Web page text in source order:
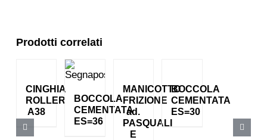
Prodotti correlati
CINGHIA
ROLLER
A38
BOCCOLA
CEMENTATA
ES=36
MANICOTTO
FRIZIONE
ad.
PASQUALI
E
BOCCOLA
CEMENTATA
ES=30